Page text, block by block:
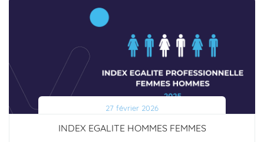
27 février 2026
INDEX EGALITE HOMMES FEMMES